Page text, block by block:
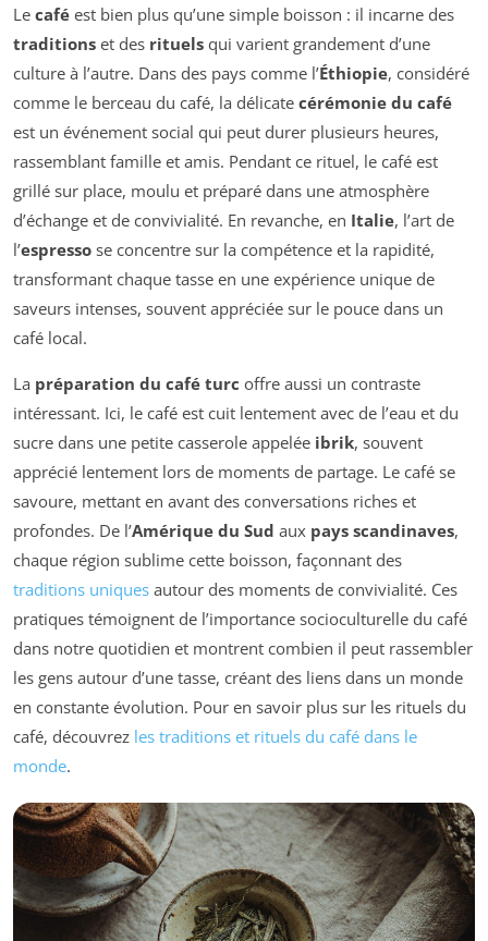
Le café est bien plus qu’une simple boisson : il incarne des
traditions et des rituels qui varient grandement d’une
culture à l’autre. Dans des pays comme l’Éthiopie, considéré
comme le berceau du café, la délicate cérémonie du café
est un événement social qui peut durer plusieurs heures,
rassemblant famille et amis. Pendant ce rituel, le café est
grillé sur place, moulu et préparé dans une atmosphère
d’échange et de convivialité. En revanche, en Italie, l’art de
l’espresso se concentre sur la compétence et la rapidité,
transformant chaque tasse en une expérience unique de
saveurs intenses, souvent appréciée sur le pouce dans un
café local.
La préparation du café turc offre aussi un contraste
intéressant. Ici, le café est cuit lentement avec de l’eau et du
sucre dans une petite casserole appelée ibrik, souvent
apprécié lentement lors de moments de partage. Le café se
savoure, mettant en avant des conversations riches et
profondes. De l’Amérique du Sud aux pays scandinaves,
chaque région sublime cette boisson, façonnant des
traditions uniques autour des moments de convivialité. Ces
pratiques témoignent de l’importance socioculturelle du café
dans notre quotidien et montrent combien il peut rassembler
les gens autour d’une tasse, créant des liens dans un monde
en constante évolution. Pour en savoir plus sur les rituels du
café, découvrez les traditions et rituels du café dans le
monde.